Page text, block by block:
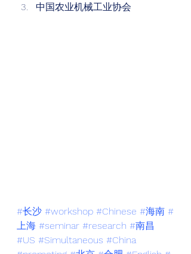
中国农业机械工业协会
#长沙 #workshop #Chinese #海南 #
上海 #seminar #research #南昌
#US #Simultaneous #China